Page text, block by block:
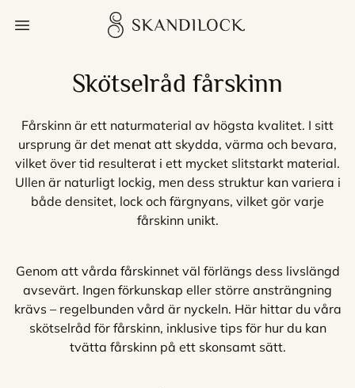
Open menu Skandilock
Skötselråd fårskinn
Fårskinn är ett naturmaterial av högsta kvalitet. I sitt
ursprung är det menat att skydda, värma och bevara,
vilket över tid resulterat i ett mycket slitstarkt material.
Ullen är naturligt lockig, men dess struktur kan variera i
både densitet, lock och färgnyans, vilket gör varje
fårskinn unikt.
Genom att vårda fårskinnet väl förlängs dess livslängd
avsevärt. Ingen förkunskap eller större ansträngning
krävs – regelbunden vård är nyckeln. Här hittar du våra
skötselråd för fårskinn, inklusive tips för hur du kan
tvätta fårskinn på ett skonsamt sätt.